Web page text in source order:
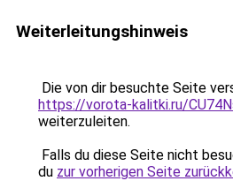
Weiterleitungshinweis
Die von dir besuchte Seite
https://vorota-kalitki.ru/
weiterzuleiten.
Falls du diese Seite nicht
du zur vorherigen Seite